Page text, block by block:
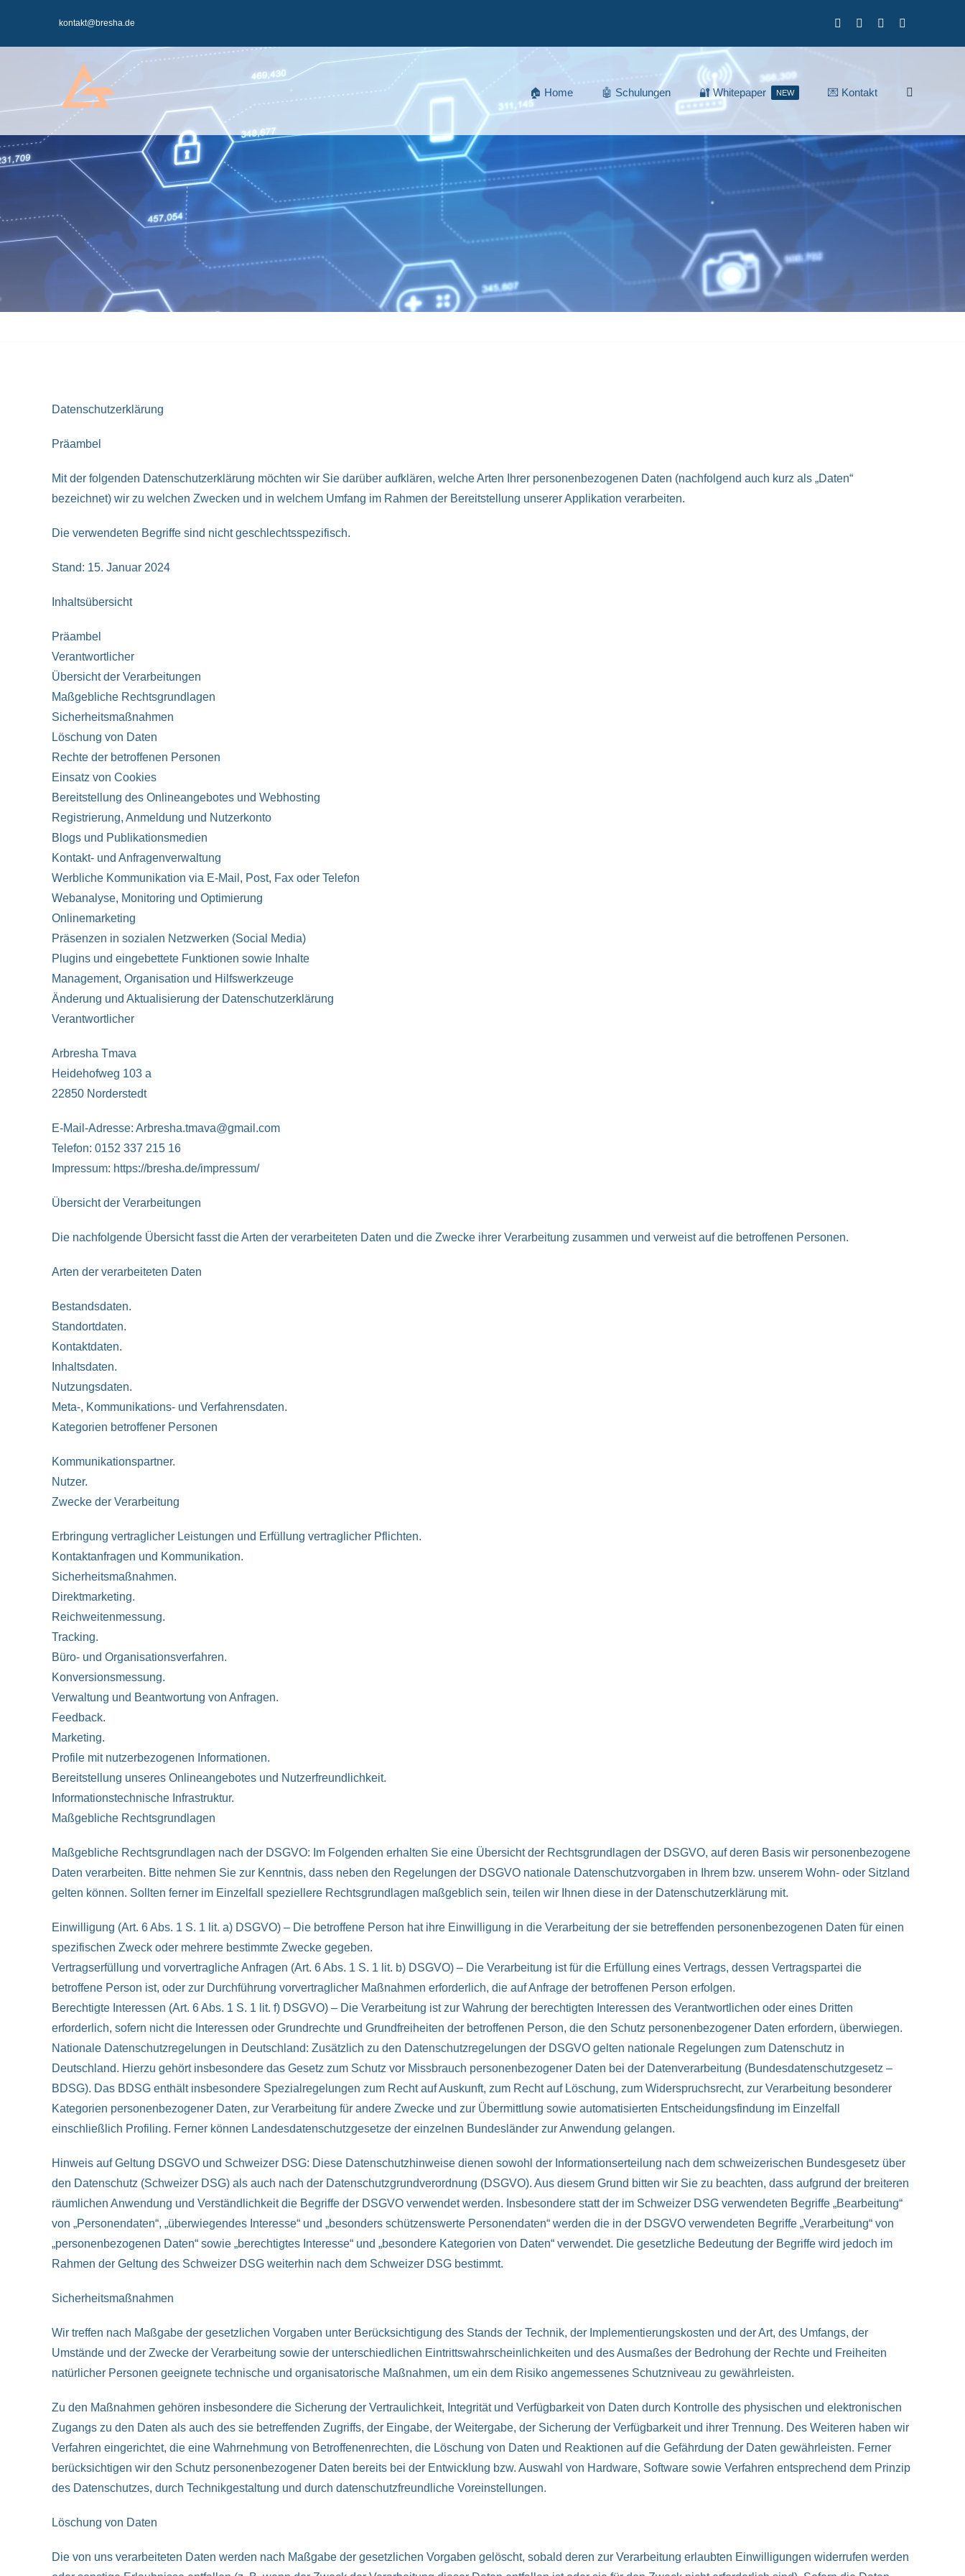
springen
kontakt@bresha.de
🏠 Home 🤖 Schulungen 🔐 Whitepaper NEW 💌 Kontakt
Datenschutzerklärung
Präambel
Mit der folgenden Datenschutzerklärung möchten wir Sie darüber aufklären, welche Arten Ihrer personenbezogenen Daten (nachfolgend auch kurz als „Daten“
bezeichnet) wir zu welchen Zwecken und in welchem Umfang im Rahmen der Bereitstellung unserer Applikation verarbeiten.
Die verwendeten Begriffe sind nicht geschlechtsspezifisch.
Stand: 15. Januar 2024
Inhaltsübersicht
Präambel
Verantwortlicher
Übersicht der Verarbeitungen
Maßgebliche Rechtsgrundlagen
Sicherheitsmaßnahmen
Löschung von Daten
Rechte der betroffenen Personen
Einsatz von Cookies
Bereitstellung des Onlineangebotes und Webhosting
Registrierung, Anmeldung und Nutzerkonto
Blogs und Publikationsmedien
Kontakt- und Anfragenverwaltung
Werbliche Kommunikation via E-Mail, Post, Fax oder Telefon
Webanalyse, Monitoring und Optimierung
Onlinemarketing
Präsenzen in sozialen Netzwerken (Social Media)
Plugins und eingebettete Funktionen sowie Inhalte
Management, Organisation und Hilfswerkzeuge
Änderung und Aktualisierung der Datenschutzerklärung
Verantwortlicher
Arbresha Tmava
Heidehofweg 103 a
22850 Norderstedt
E-Mail-Adresse: Arbresha.tmava@gmail.com
Telefon: 0152 337 215 16
Impressum: https://bresha.de/impressum/
Übersicht der Verarbeitungen
Die nachfolgende Übersicht fasst die Arten der verarbeiteten Daten und die Zwecke ihrer Verarbeitung zusammen und verweist auf die betroffenen Personen.
Arten der verarbeiteten Daten
Bestandsdaten.
Standortdaten.
Kontaktdaten.
Inhaltsdaten.
Nutzungsdaten.
Meta-, Kommunikations- und Verfahrensdaten.
Kategorien betroffener Personen
Kommunikationspartner.
Nutzer.
Zwecke der Verarbeitung
Erbringung vertraglicher Leistungen und Erfüllung vertraglicher Pflichten.
Kontaktanfragen und Kommunikation.
Sicherheitsmaßnahmen.
Direktmarketing.
Reichweitenmessung.
Tracking.
Büro- und Organisationsverfahren.
Konversionsmessung.
Verwaltung und Beantwortung von Anfragen.
Feedback.
Marketing.
Profile mit nutzerbezogenen Informationen.
Bereitstellung unseres Onlineangebotes und Nutzerfreundlichkeit.
Informationstechnische Infrastruktur.
Maßgebliche Rechtsgrundlagen
Maßgebliche Rechtsgrundlagen nach der DSGVO: Im Folgenden erhalten Sie eine Übersicht der Rechtsgrundlagen der DSGVO, auf deren Basis wir personenbezogene
Daten verarbeiten. Bitte nehmen Sie zur Kenntnis, dass neben den Regelungen der DSGVO nationale Datenschutzvorgaben in Ihrem bzw. unserem Wohn- oder Sitzland
gelten können. Sollten ferner im Einzelfall speziellere Rechtsgrundlagen maßgeblich sein, teilen wir Ihnen diese in der Datenschutzerklärung mit.
Einwilligung (Art. 6 Abs. 1 S. 1 lit. a) DSGVO) – Die betroffene Person hat ihre Einwilligung in die Verarbeitung der sie betreffenden personenbezogenen Daten für einen
spezifischen Zweck oder mehrere bestimmte Zwecke gegeben.
Vertragserfüllung und vorvertragliche Anfragen (Art. 6 Abs. 1 S. 1 lit. b) DSGVO) – Die Verarbeitung ist für die Erfüllung eines Vertrags, dessen Vertragspartei die
betroffene Person ist, oder zur Durchführung vorvertraglicher Maßnahmen erforderlich, die auf Anfrage der betroffenen Person erfolgen.
Berechtigte Interessen (Art. 6 Abs. 1 S. 1 lit. f) DSGVO) – Die Verarbeitung ist zur Wahrung der berechtigten Interessen des Verantwortlichen oder eines Dritten
erforderlich, sofern nicht die Interessen oder Grundrechte und Grundfreiheiten der betroffenen Person, die den Schutz personenbezogener Daten erfordern, überwiegen.
Nationale Datenschutzregelungen in Deutschland: Zusätzlich zu den Datenschutzregelungen der DSGVO gelten nationale Regelungen zum Datenschutz in
Deutschland. Hierzu gehört insbesondere das Gesetz zum Schutz vor Missbrauch personenbezogener Daten bei der Datenverarbeitung (Bundesdatenschutzgesetz –
BDSG). Das BDSG enthält insbesondere Spezialregelungen zum Recht auf Auskunft, zum Recht auf Löschung, zum Widerspruchsrecht, zur Verarbeitung besonderer
Kategorien personenbezogener Daten, zur Verarbeitung für andere Zwecke und zur Übermittlung sowie automatisierten Entscheidungsfindung im Einzelfall
einschließlich Profiling. Ferner können Landesdatenschutzgesetze der einzelnen Bundesländer zur Anwendung gelangen.
Hinweis auf Geltung DSGVO und Schweizer DSG: Diese Datenschutzhinweise dienen sowohl der Informationserteilung nach dem schweizerischen Bundesgesetz über
den Datenschutz (Schweizer DSG) als auch nach der Datenschutzgrundverordnung (DSGVO). Aus diesem Grund bitten wir Sie zu beachten, dass aufgrund der breiteren
räumlichen Anwendung und Verständlichkeit die Begriffe der DSGVO verwendet werden. Insbesondere statt der im Schweizer DSG verwendeten Begriffe „Bearbeitung“
von „Personendaten“, „überwiegendes Interesse“ und „besonders schützenswerte Personendaten“ werden die in der DSGVO verwendeten Begriffe „Verarbeitung“ von
„personenbezogenen Daten“ sowie „berechtigtes Interesse“ und „besondere Kategorien von Daten“ verwendet. Die gesetzliche Bedeutung der Begriffe wird jedoch im
Rahmen der Geltung des Schweizer DSG weiterhin nach dem Schweizer DSG bestimmt.
Sicherheitsmaßnahmen
Wir treffen nach Maßgabe der gesetzlichen Vorgaben unter Berücksichtigung des Stands der Technik, der Implementierungskosten und der Art, des Umfangs, der
Umstände und der Zwecke der Verarbeitung sowie der unterschiedlichen Eintrittswahrscheinlichkeiten und des Ausmaßes der Bedrohung der Rechte und Freiheiten
natürlicher Personen geeignete technische und organisatorische Maßnahmen, um ein dem Risiko angemessenes Schutzniveau zu gewährleisten.
Zu den Maßnahmen gehören insbesondere die Sicherung der Vertraulichkeit, Integrität und Verfügbarkeit von Daten durch Kontrolle des physischen und elektronischen
Zugangs zu den Daten als auch des sie betreffenden Zugriffs, der Eingabe, der Weitergabe, der Sicherung der Verfügbarkeit und ihrer Trennung. Des Weiteren haben wir
Verfahren eingerichtet, die eine Wahrnehmung von Betroffenenrechten, die Löschung von Daten und Reaktionen auf die Gefährdung der Daten gewährleisten. Ferner
berücksichtigen wir den Schutz personenbezogener Daten bereits bei der Entwicklung bzw. Auswahl von Hardware, Software sowie Verfahren entsprechend dem Prinzip
des Datenschutzes, durch Technikgestaltung und durch datenschutzfreundliche Voreinstellungen.
Löschung von Daten
Die von uns verarbeiteten Daten werden nach Maßgabe der gesetzlichen Vorgaben gelöscht, sobald deren zur Verarbeitung erlaubten Einwilligungen widerrufen werden